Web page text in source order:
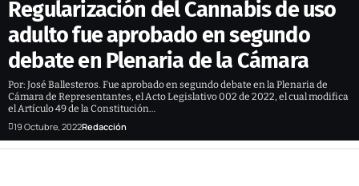
Regularización del Cannabis de uso
adulto fue aprobado en segundo
debate en Plenaria de la Cámara
Por: José Ballesteros. Fue aprobado en segundo debate en la Plenaria de
Cámara de Representantes, el Acto Legislativo 002 de 2022, el cual modifica
el Artículo 49 de la Constitución…
19 Octubre, 2022Redacción